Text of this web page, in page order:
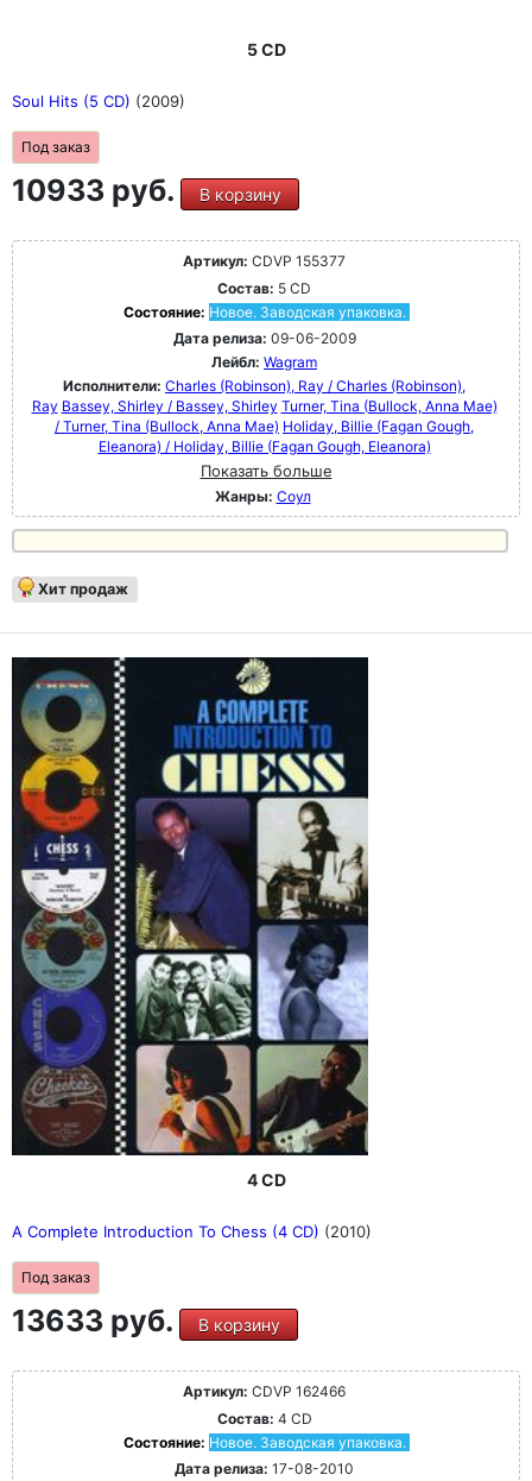
5 CD
Soul Hits (5 CD) (2009)
Под заказ
10933 руб. В корзину
Артикул: CDVP 155377
Состав: 5 CD
Состояние: Новое. Заводская упаковка.
Дата релиза: 09-06-2009
Лейбл: Wagram
Исполнители: Charles (Robinson), Ray / Charles (Robinson),
Ray Bassey, Shirley / Bassey, Shirley Turner, Tina (Bullock, Anna Mae)
/ Turner, Tina (Bullock, Anna Mae) Holiday, Billie (Fagan Gough,
Eleanora) / Holiday, Billie (Fagan Gough, Eleanora)
Показать больше
Жанры: Соул
Хит продаж
4 CD
A Complete Introduction To Chess (4 CD) (2010)
Под заказ
13633 руб. В корзину
Артикул: CDVP 162466
Состав: 4 CD
Состояние: Новое. Заводская упаковка.
Дата релиза: 17-08-2010